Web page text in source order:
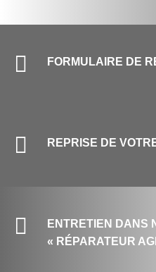
 FORMULAIRE DE
 REPRISE DE

ENTRETIEN DANS
« RÉPARATEUR